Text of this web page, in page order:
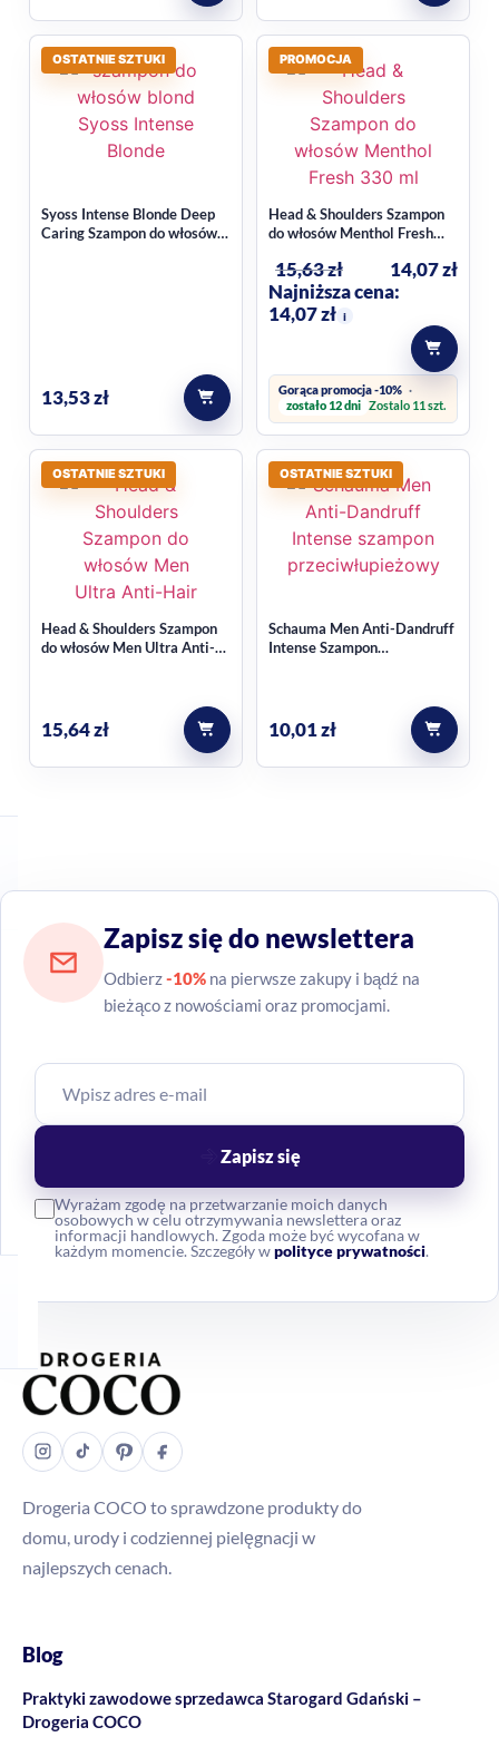
OSTATNIE SZTUKI
Syoss Intense Blonde Deep
Caring Szampon do włosów
13,53zł
PROMOCJA
Head & Shoulders Szampon
do włosów Menthol Fresh
15,63zł 14,07zł
Najniższa cena:
14,07zł i
Gorąca promocja -10%
zostało 12 dni Zostalo 11 szt.
OSTATNIE SZTUKI
Head & Shoulders Szampon
do włosów Men Ultra Anti-
15,64zł
OSTATNIE SZTUKI
Schauma Men Anti-Dandruff
Intense Szampon
10,01zł
Zapisz się do newslettera
Odbierz-10% na pierwsze zakupy i bądź na
bieżąco z nowościami oraz promocjami.
Wyrażam zgodę na przetwarzanie moich danych
osobowych w celu otrzymywania newslettera oraz
informacji handlowych. Zgoda może być wycofana w
każdym momencie. Szczegóły wpolityce prywatności.
Zapisz się
Drogeria COCO to sprawdzone produkty do
domu, urody i codziennej pielęgnacji w
najlepszych cenach.
Blog
Praktyki zawodowe sprzedawca Starogard Gdański –
Drogeria COCO